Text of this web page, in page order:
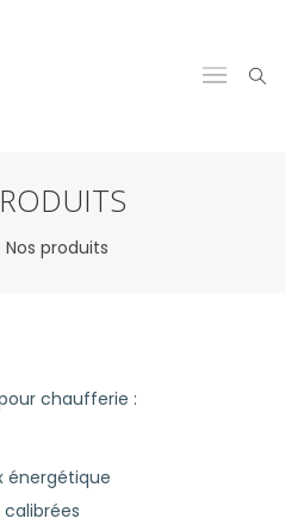
Nos produits
chaufferie :
énergétique